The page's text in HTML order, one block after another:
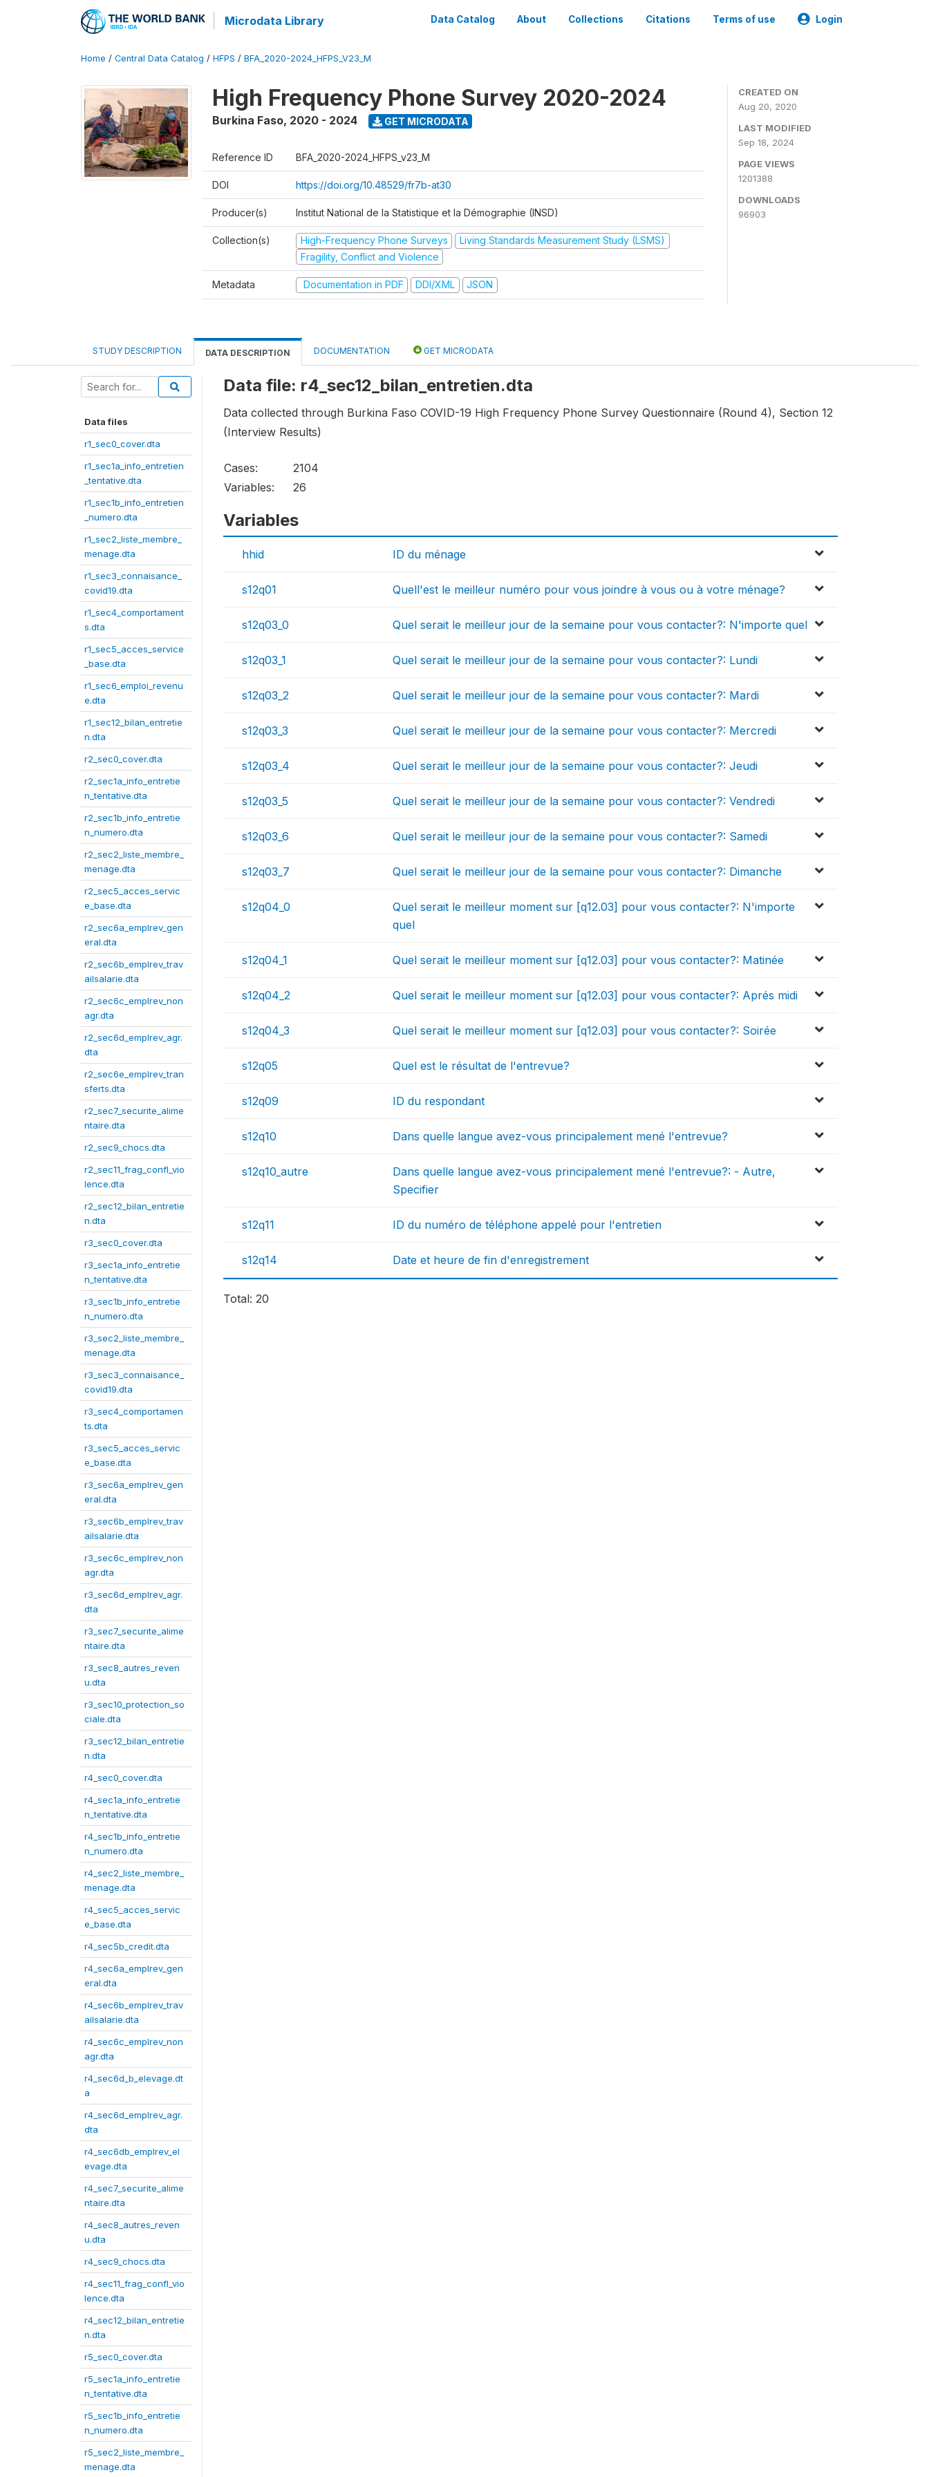
Microdata Library Data Catalog About Collections Citations Terms of use Login
Home / Central Data Catalog / HFPS / BFA_2020-2024_HFPS_V23_M
High Frequency Phone Survey 2020-2024
Burkina Faso, 2020 - 2024 GET MICRODATA
Reference ID BFA_2020-2024_HFPS_v23_M
DOI https://doi.org/10.48529/fr7b-at30
Producer(s) Institut National de la Statistique et la Démographie (INSD)
Collection(s) High-Frequency Phone Surveys
Living Standards Measurement Study (LSMS)
Fragility, Conflict and Violence
Metadata Documentation in PDF DDI/XML JSON
CREATED ON
Aug 20, 2020
LAST MODIFIED
Sep 18, 2024
PAGE VIEWS
1201388
DOWNLOADS
96903
STUDY DESCRIPTION DATA DESCRIPTION DOCUMENTATION GET MICRODATA
Data files
r1_sec0_cover.dta
r1_sec1a_info_entretien
_tentative.dta
r1_sec1b_info_entretien
_numero.dta
r1_sec2_liste_membre_
menage.dta
r1_sec3_connaisance_
covid19.dta
r1_sec4_comportament
s.dta
r1_sec5_acces_service
_base.dta
r1_sec6_emploi_revenu
e.dta
r1_sec12_bilan_entretie
n.dta
r2_sec0_cover.dta
r2_sec1a_info_entretie
n_tentative.dta
r2_sec1b_info_entretie
n_numero.dta
r2_sec2_liste_membre_
menage.dta
r2_sec5_acces_servic
e_base.dta
r2_sec6a_emplrev_gen
eral.dta
r2_sec6b_emplrev_trav
ailsalarie.dta
r2_sec6c_emplrev_non
agr.dta
r2_sec6d_emplrev_agr.
dta
r2_sec6e_emplrev_tran
sferts.dta
r2_sec7_securite_alime
ntaire.dta
r2_sec9_chocs.dta
r2_sec11_frag_confl_vio
lence.dta
r2_sec12_bilan_entretie
n.dta
r3_sec0_cover.dta
r3_sec1a_info_entretie
n_tentative.dta
r3_sec1b_info_entretie
n_numero.dta
r3_sec2_liste_membre_
menage.dta
r3_sec3_connaisance_
covid19.dta
r3_sec4_comportamen
ts.dta
r3_sec5_acces_servic
e_base.dta
r3_sec6a_emplrev_gen
eral.dta
r3_sec6b_emplrev_trav
ailsalarie.dta
r3_sec6c_emplrev_non
agr.dta
r3_sec6d_emplrev_agr.
dta
r3_sec7_securite_alime
ntaire.dta
r3_sec8_autres_reven
u.dta
r3_sec10_protection_so
ciale.dta
r3_sec12_bilan_entretie
n.dta
r4_sec0_cover.dta
r4_sec1a_info_entretie
n_tentative.dta
r4_sec1b_info_entretie
n_numero.dta
r4_sec2_liste_membre_
menage.dta
r4_sec5_acces_servic
e_base.dta
r4_sec5b_credit.dta
r4_sec6a_emplrev_gen
eral.dta
r4_sec6b_emplrev_trav
ailsalarie.dta
r4_sec6c_emplrev_non
agr.dta
r4_sec6d_b_elevage.dt
a
r4_sec6d_emplrev_agr.
dta
r4_sec6db_emplrev_el
evage.dta
r4_sec7_securite_alime
ntaire.dta
r4_sec8_autres_reven
u.dta
r4_sec9_chocs.dta
r4_sec11_frag_confl_vio
lence.dta
r4_sec12_bilan_entretie
n.dta
r5_sec0_cover.dta
r5_sec1a_info_entretie
n_tentative.dta
r5_sec1b_info_entretie
n_numero.dta
r5_sec2_liste_membre_
menage.dta
Data file: r4_sec12_bilan_entretien.dta
Data collected through Burkina Faso COVID-19 High Frequency Phone Survey Questionnaire (Round 4), Section 12
(Interview Results)
Cases:
2104
Variables:
26
Variables
hhid ID du ménage
s12q01 Quell'est le meilleur numéro pour vous joindre à vous ou à votre ménage?
s12q03_0 Quel serait le meilleur jour de la semaine pour vous contacter?: N'importe quel
s12q03_1 Quel serait le meilleur jour de la semaine pour vous contacter?: Lundi
s12q03_2 Quel serait le meilleur jour de la semaine pour vous contacter?: Mardi
s12q03_3 Quel serait le meilleur jour de la semaine pour vous contacter?: Mercredi
s12q03_4 Quel serait le meilleur jour de la semaine pour vous contacter?: Jeudi
s12q03_5 Quel serait le meilleur jour de la semaine pour vous contacter?: Vendredi
s12q03_6 Quel serait le meilleur jour de la semaine pour vous contacter?: Samedi
s12q03_7 Quel serait le meilleur jour de la semaine pour vous contacter?: Dimanche
s12q04_0
Quel serait le meilleur moment sur [q12.03] pour vous contacter?: N'importe
quel
s12q04_1 Quel serait le meilleur moment sur [q12.03] pour vous contacter?: Matinée
s12q04_2 Quel serait le meilleur moment sur [q12.03] pour vous contacter?: Aprés midi
s12q04_3 Quel serait le meilleur moment sur [q12.03] pour vous contacter?: Soirée
s12q05 Quel est le résultat de l'entrevue?
s12q09 ID du respondant
s12q10 Dans quelle langue avez-vous principalement mené l'entrevue?
s12q10_autre
Dans quelle langue avez-vous principalement mené l'entrevue?: - Autre,
Specifier
s12q11 ID du numéro de téléphone appelé pour l'entretien
s12q14 Date et heure de fin d'enregistrement
Total: 20